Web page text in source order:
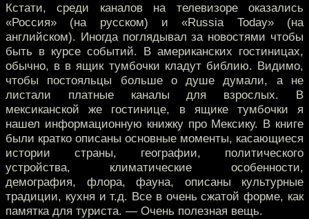
Кстати, среди каналов на телевизоре оказались
«Россия» (на русском) и «Russia Today» (на
английском). Иногда поглядывал за новостями чтобы
быть в курсе событий. В американских гостиницах,
обычно, в в ящик тумбочки кладут библию. Видимо,
чтобы постояльцы больше о душе думали, а не
листали платные каналы для взрослых. В
мексиканской же гостинице, в ящике тумбочки я
нашел информационную книжку про Мексику. В книге
были кратко описаны основные моменты, касающиеся
истории страны, географии, политического
устройства, климатические особенности,
демография, флора, фауна, описаны культурные
традиции, кухня и т.д. Все в очень сжатой форме, как
памятка для туриста. — Очень полезная вещь.